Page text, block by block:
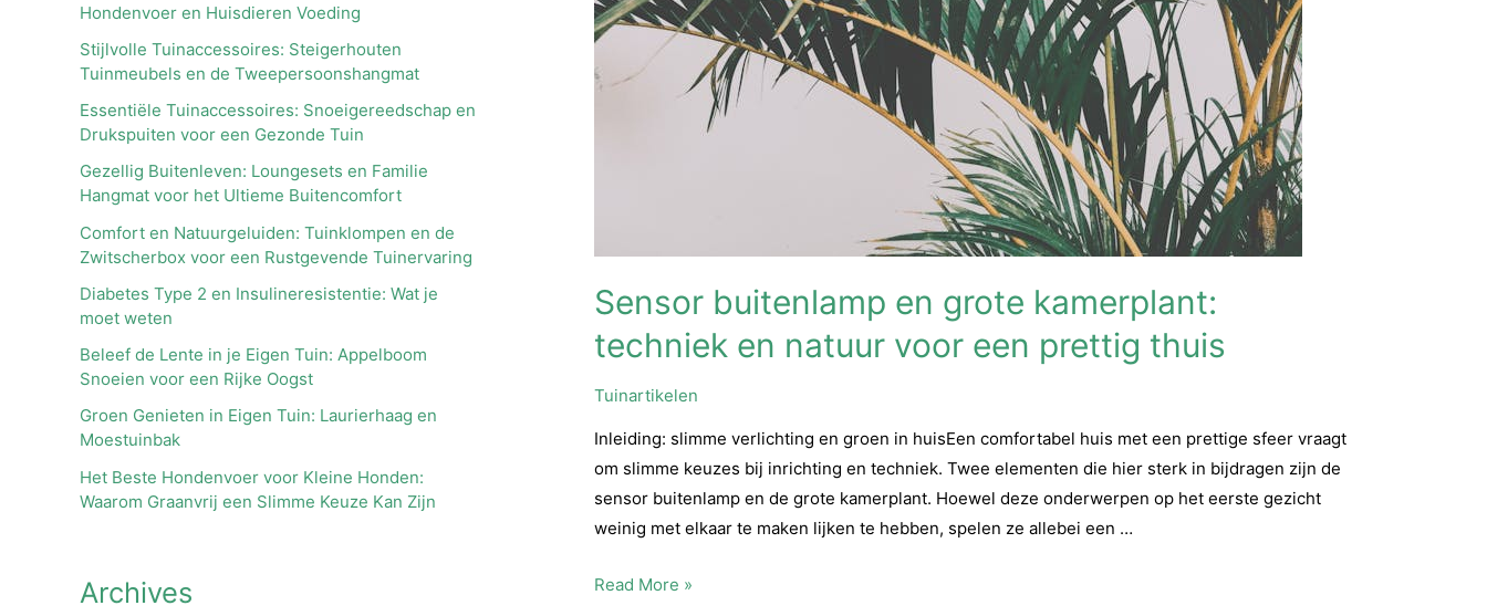
Hondenvoer en Huisdieren Voeding
Stijlvolle Tuinaccessoires: Steigerhouten
Tuinmeubels en de Tweepersoonshangmat
Essentiële Tuinaccessoires: Snoeigereedschap en
Drukspuiten voor een Gezonde Tuin
Gezellig Buitenleven: Loungesets en Familie
Hangmat voor het Ultieme Buitencomfort
Comfort en Natuurgeluiden: Tuinklompen en de
Zwitscherbox voor een Rustgevende Tuinervaring
Diabetes Type 2 en Insulineresistentie: Wat je
moet weten
Beleef de Lente in je Eigen Tuin: Appelboom
Snoeien voor een Rijke Oogst
Groen Genieten in Eigen Tuin: Laurierhaag en
Moestuinbak
Het Beste Hondenvoer voor Kleine Honden:
Waarom Graanvrij een Slimme Keuze Kan Zijn
Archives
Sensor buitenlamp en grote kamerplant:
techniek en natuur voor een prettig thuis
Tuinartikelen
Inleiding: slimme verlichting en groen in huisEen comfortabel huis met een prettige sfeer vraagt
om slimme keuzes bij inrichting en techniek. Twee elementen die hier sterk in bijdragen zijn de
sensor buitenlamp en de grote kamerplant. Hoewel deze onderwerpen op het eerste gezicht
weinig met elkaar te maken lijken te hebben, spelen ze allebei een …
Sensor
Read More »